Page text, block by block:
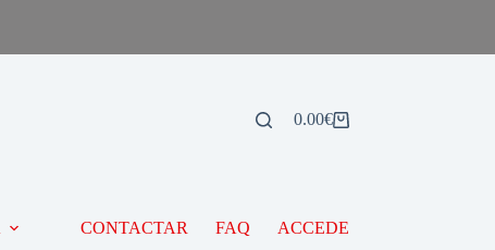
0.00€
CONTACTAR FAQ ACCEDE